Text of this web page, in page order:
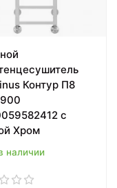
Контур П8
с
Хром
наличии